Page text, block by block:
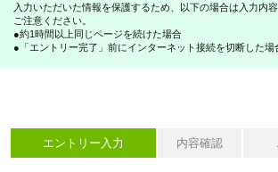
入力いただいた情報を保護するため、以下の場合は入力内
ご注意ください。
●約1時間以上同じページを続けた場合
●「エントリー完了」前にインターネット接続を切断した場
エントリー入力 内容確認